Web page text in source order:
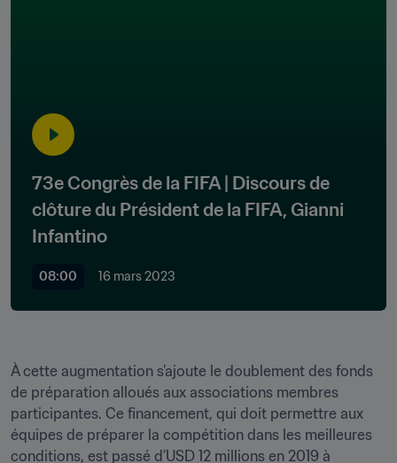
73e Congrès de la FIFA | Discours de
clôture du Président de la FIFA, Gianni
Infantino
08:00 16 mars 2023
À cette augmentation s’ajoute le doublement des fonds
de préparation alloués aux associations membres
participantes. Ce financement, qui doit permettre aux
équipes de préparer la compétition dans les meilleures
conditions, est passé d’USD 12 millions en 2019 à